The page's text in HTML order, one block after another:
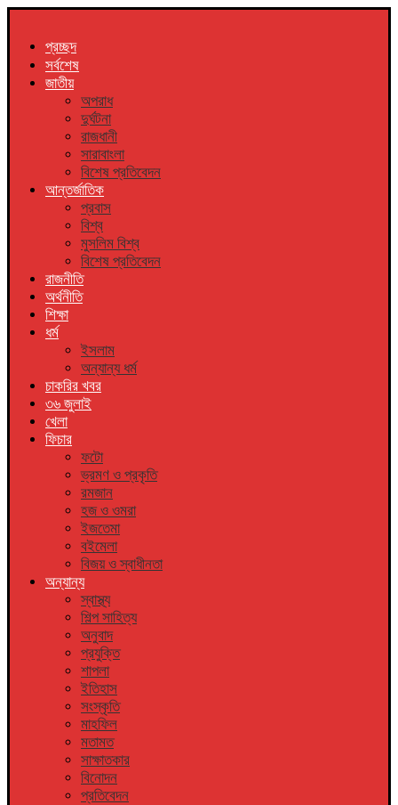
প্রচ্ছদ
সর্বশেষ
জাতীয়
অপরাধ
দুর্ঘটনা
রাজধানী
সারাবাংলা
বিশেষ প্রতিবেদন
আন্তর্জাতিক
প্রবাস
বিশ্ব
মুসলিম বিশ্ব
বিশেষ প্রতিবেদন
রাজনীতি
অর্থনীতি
শিক্ষা
ধর্ম
ইসলাম
অন্যান্য ধর্ম
চাকরির খবর
৩৬ জুলাই
খেলা
ফিচার
ফটো
ভ্রমণ ও প্রকৃতি
রমজান
হজ ও ওমরা
ইজতেমা
বইমেলা
বিজয় ও স্বাধীনতা
অন্যান্য
স্বাস্থ্য
শিল্প সাহিত্য
অনুবাদ
প্রযুক্তি
শাপলা
ইতিহাস
সংস্কৃতি
মাহফিল
মতামত
সাক্ষাতকার
বিনোদন
প্রতিবেদন